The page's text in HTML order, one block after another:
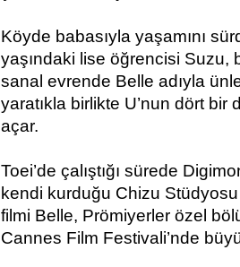
Köyde babasıyla yaşamını
yaşındaki lise öğrencisi Suzu,
sanal evrende Belle adıyla
yaratıkla birlikte U’nun dört
açar.
Toei’de çalıştığı sürede
kendi kurduğu Chizu
filmi Belle, Prömiyerler özel
Cannes Film Festivali’nde